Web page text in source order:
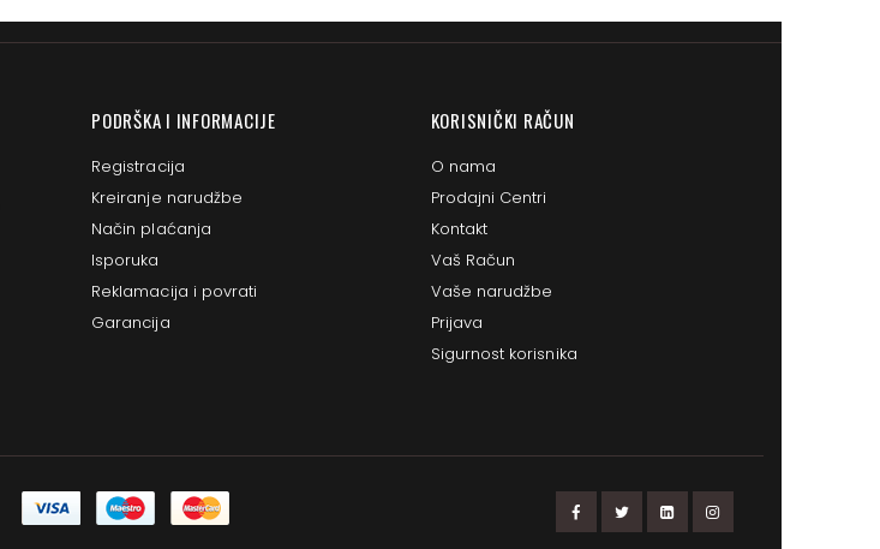
PODRŠKA I INFORMACIJE
Registracija
Kreiranje narudžbe
Način plaćanja
Isporuka
Reklamacija i povrati
Garancija
KORISNIČKI RAČUN
O nama
Prodajni Centri
Kontakt
Vaš Račun
Vaše narudžbe
Prijava
Sigurnost korisnika